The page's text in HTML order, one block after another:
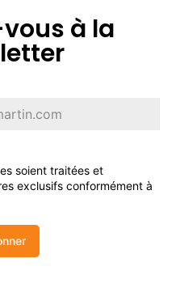
à la
soient traitées et
exclusifs conformément à